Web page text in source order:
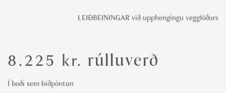
8.225 kr. rúlluverð
LEIÐBEININGAR við upphengingu veggfóðurs
Í boði sem biðpöntun